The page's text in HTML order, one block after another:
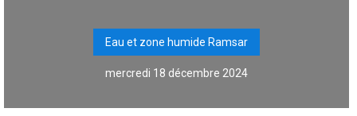
Eau et zone humide Ramsar
mercredi 18 décembre 2024